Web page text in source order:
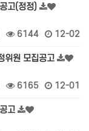
고(정정)
6144 12-02
위원 모집공고
6165 12-01
고